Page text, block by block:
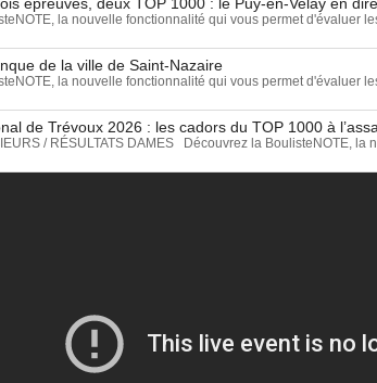
la nouvelle fonctionnalité qui vous permet d'évaluer
de la ville de Saint-Nazaire
la nouvelle fonctionnalité qui vous permet d'évaluer
de Trévoux 2026 : les cadors du TOP 1000 à
/ RÉSULTATS DAMES Découvrez la BoulisteNOTE, la